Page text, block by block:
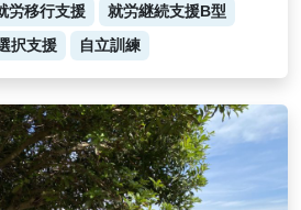
労移行支援
就労継続支援B型
択支援
自立訓練